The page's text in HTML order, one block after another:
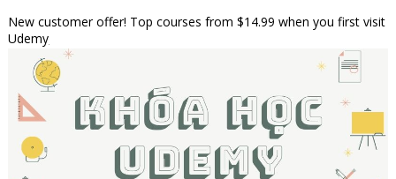
New customer offer! Top courses from $14.99 when you first visit
Udemy